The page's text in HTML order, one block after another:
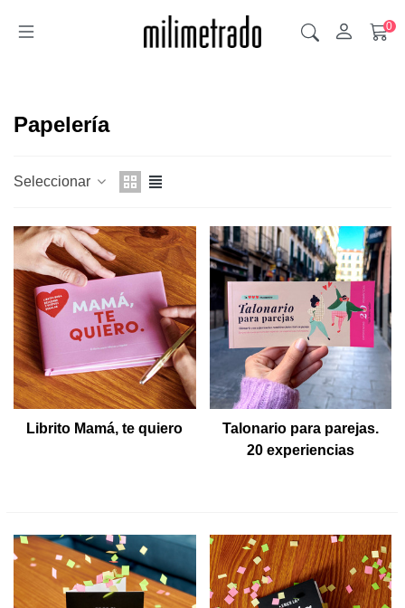
0
Papelería
Seleccionar
Librito Mamá, te quiero
Talonario para parejas.
20 experiencias